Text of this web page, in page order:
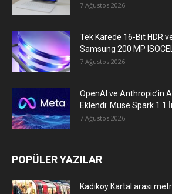
7 Ağustos 2026
Tek Karede 16-Bit HDR
Samsung 200 MP
7 Ağustos 2026
OpenAI ve Anthropic’in
Eklendi: Muse Spark 1.1
7 Ağustos 2026
POPÜLER YAZILAR
Kadıköy Kartal arası